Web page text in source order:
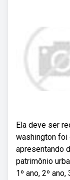
Ela deve ser
washington foi
apresentando
patrimônio
1º ano, 2º